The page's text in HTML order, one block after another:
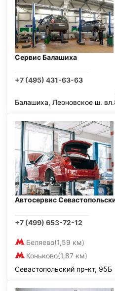
Сервис Балашиха
+7 (495) 431-63-63
Балашиха, Леоновское ш.
Автосервис
+7 (499) 653-72-12
Беляево(1,59 км)
Коньково(1,87 км)
Севастопольский пр-кт, 95Б